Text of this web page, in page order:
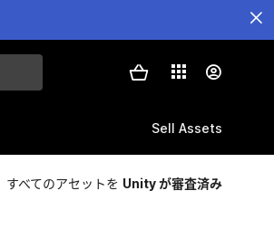
Sell Assets
すべてのアセットを Unity が審査済み